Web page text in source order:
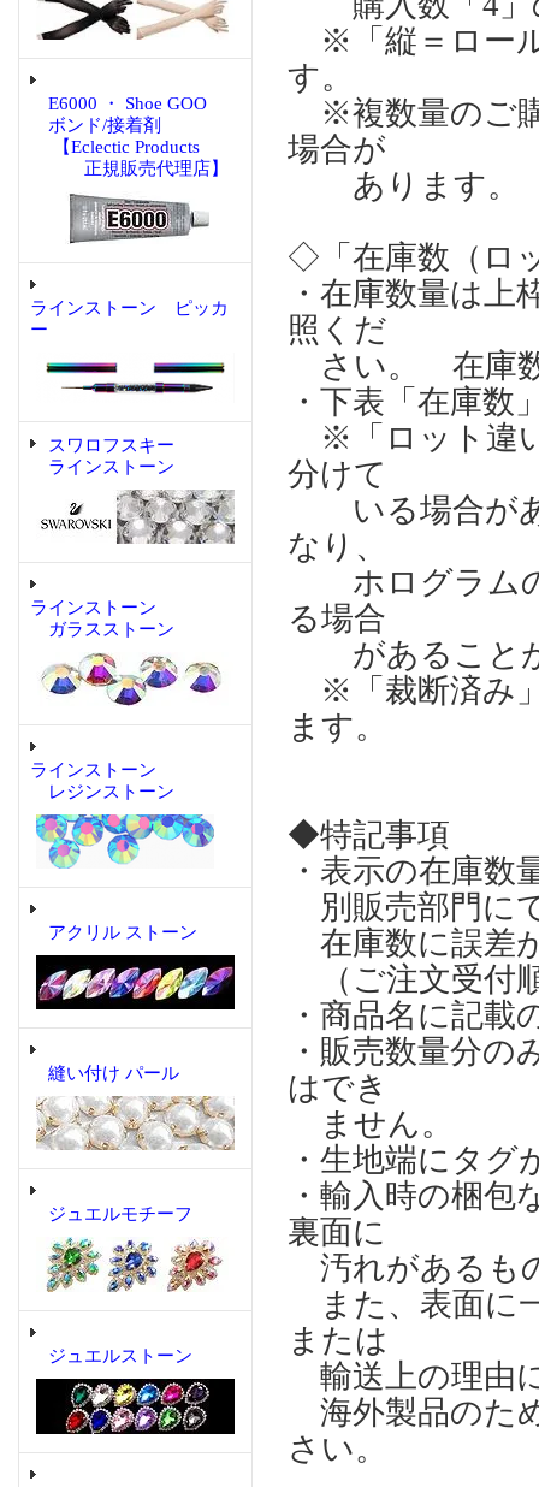
E6000 ・ Shoe GOO
ボンド/接着剤
【Eclectic Products
正規販売代理店】
ラインストーン ピッカ
ー
スワロフスキー
ラインストーン
ラインストーン
ガラスストーン
ラインストーン
レジンストーン
アクリル ストーン
縫い付け パール
ジュエルモチーフ
ジュエルストーン
※「縦＝ロー
す。
※複数量のご
場合が
あります。
◇「在庫数（ロ
・在庫数量は上
照くだ
さい。 在庫数
・下表「在庫
※「ロット違
分けて
いる場合があ
なり、
ホログラムの
る場合
があること
※「裁断済み
ます。
◆特記事項
・表示の在庫
別販売部門に
在庫数に誤差
（ご注文受付
・商品名に記
・販売数量分
はでき
ません。
・生地端にタ
・輸入時の梱
裏面に
汚れがあるも
また、表面に
または
輸送上の理由
海外製品のた
さい。